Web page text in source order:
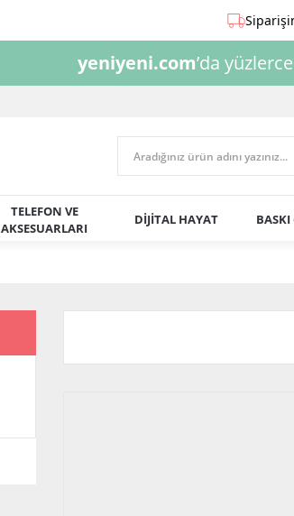
yeniyeni.com’da
TELEFON VE
AKSESUARLARI
DİJİTAL HAYAT BASKI